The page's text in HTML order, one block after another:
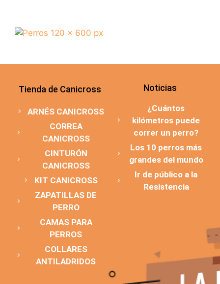
Tienda de Canicross
ARNÉS CANICROSS
CORREA
CANICROSS
CINTURÓN
CANICROSS
KIT CANICROSS
ZAPATILLAS DE
PERRO
CAMAS PARA
PERROS
COLLARES
ANTILADRIDOS
Noticias
¿Cuántos
kilómetros puede
correr un perro?
Los 10 perros más
grandes del mundo
Ir de público a la
Resistencia